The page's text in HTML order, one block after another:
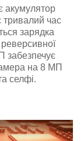
акумулятор
тривалий час
зарядка
забезпечує
на 8 МП
селфі.